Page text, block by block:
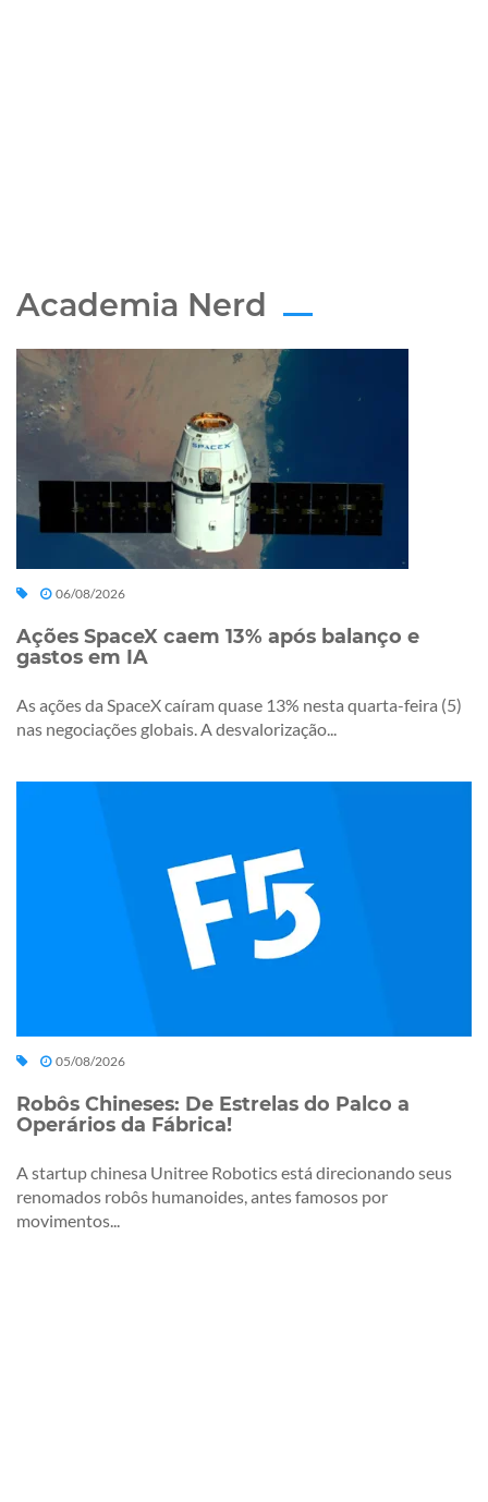
Academia Nerd
06/08/2026
Ações SpaceX caem 13% após balanço e
gastos em IA
As ações da SpaceX caíram quase 13% nesta quarta-feira (5)
nas negociações globais. A desvalorização...
05/08/2026
Robôs Chineses: De Estrelas do Palco a
Operários da Fábrica!
A startup chinesa Unitree Robotics está direcionando seus
renomados robôs humanoides, antes famosos por
movimentos...